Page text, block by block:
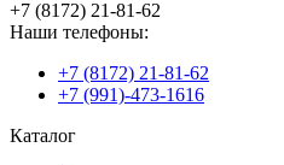
+7 (8172) 21-81-62
Наши телефоны:
+7 (8172) 21-81-62
+7 (991)-473-1616
Каталог